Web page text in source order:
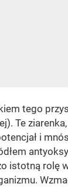
tego
Te
i
istotną rolę